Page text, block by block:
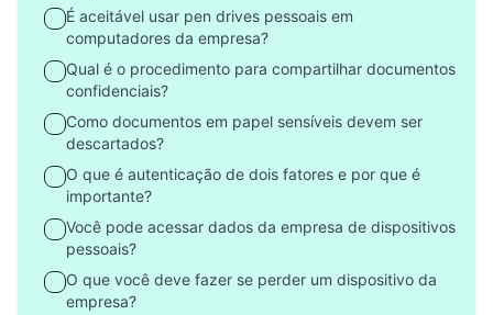
É aceitável usar pen drives pessoais em
computadores da empresa?
Qual é o procedimento para compartilhar documentos
confidenciais?
Como documentos em papel sensíveis devem ser
descartados?
O que é autenticação de dois fatores e por que é
importante?
Você pode acessar dados da empresa de dispositivos
pessoais?
O que você deve fazer se perder um dispositivo da
empresa?